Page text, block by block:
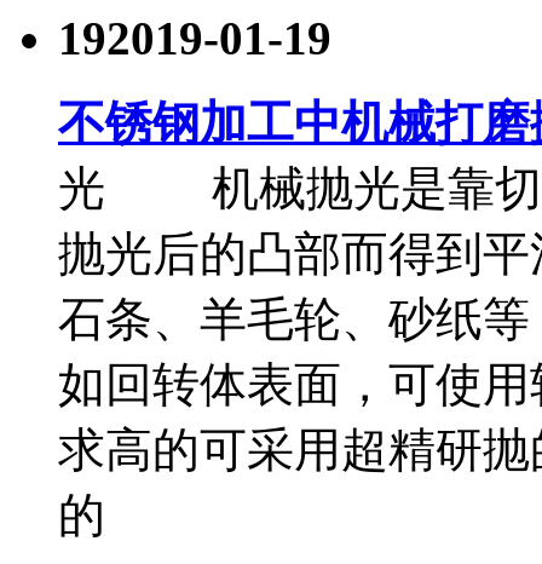
192019-01-19
不锈钢加工中机械打磨
光 机械抛光是靠切
抛光后的凸部而得到
石条、羊毛轮、砂纸
如回转体表面，可使
求高的可采用超精研
的